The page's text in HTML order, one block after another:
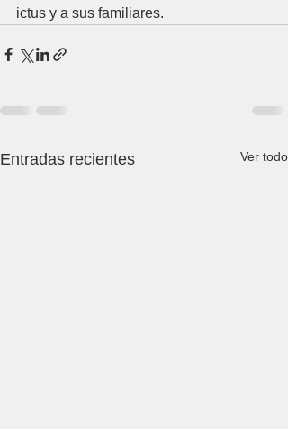
ictus y a sus familiares.
Entradas recientes Ver todo